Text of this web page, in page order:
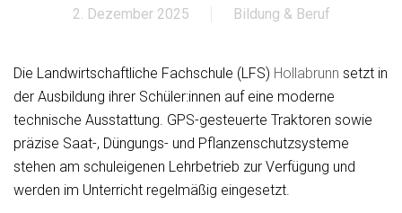
2. Dezember 2025 Bildung & Beruf
Die Landwirtschaftliche Fachschule (LFS) Hollabrunn setzt in
der Ausbildung ihrer Schüler:innen auf eine moderne
technische Ausstattung. GPS-gesteuerte Traktoren sowie
präzise Saat-, Düngungs- und Pflanzenschutzsysteme
stehen am schuleigenen Lehrbetrieb zur Verfügung und
werden im Unterricht regelmäßig eingesetzt.